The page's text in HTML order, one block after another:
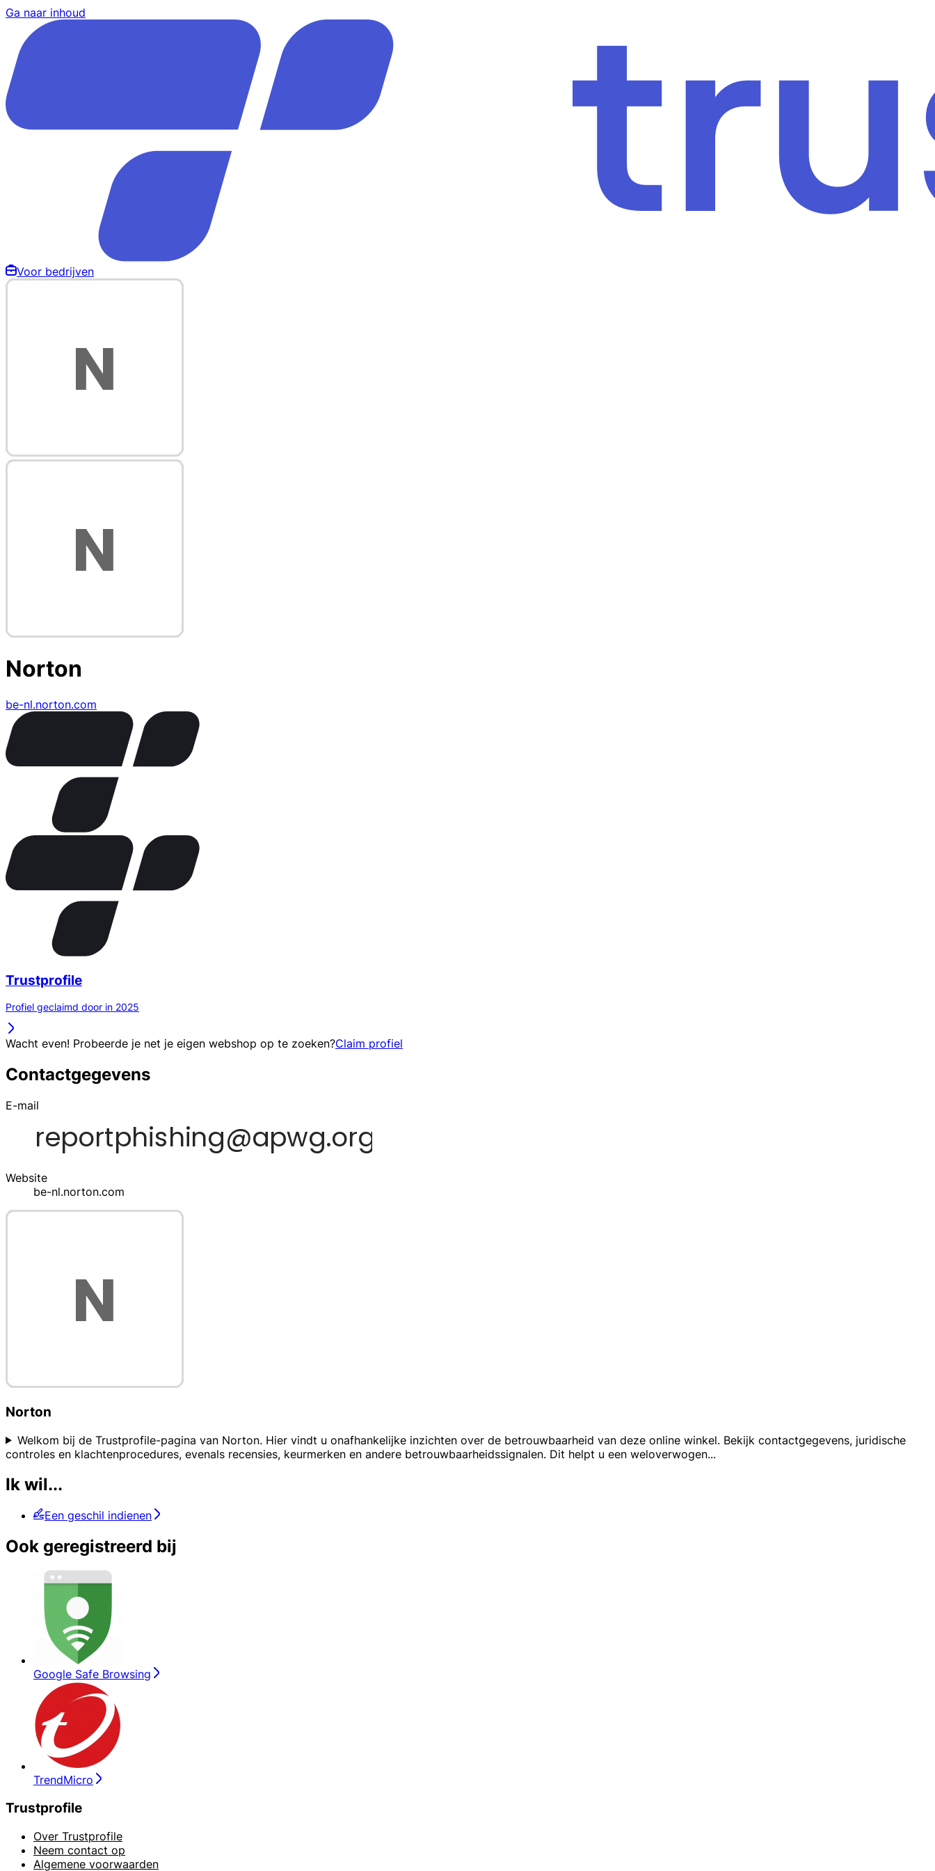
Ga naar inhoud
Voor bedrijven
Norton
be-nl.norton.com
Trustprofile
Profiel geclaimd door in 2025
Wacht even! Probeerde je net je eigen webshop op te zoeken?Claim profiel
Contactgegevens
E-mail
Website
be-nl.norton.com
Norton
Welkom bij de Trustprofile-pagina van Norton. Hier vindt u onafhankelijke inzichten over de betrouwbaarheid van deze online winkel. Bekijk contactgegevens, juridische
controles en klachtenprocedures, evenals recensies, keurmerken en andere betrouwbaarheidssignalen. Dit helpt u een weloverwogen...
Ik wil...
Een geschil indienen
Ook geregistreerd bij
Google Safe Browsing
TrendMicro
Trustprofile
Over Trustprofile
Neem contact op
Algemene voorwaarden